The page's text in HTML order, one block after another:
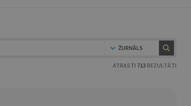
ŽURNĀLS
ATRASTI 713 REZULTĀTI